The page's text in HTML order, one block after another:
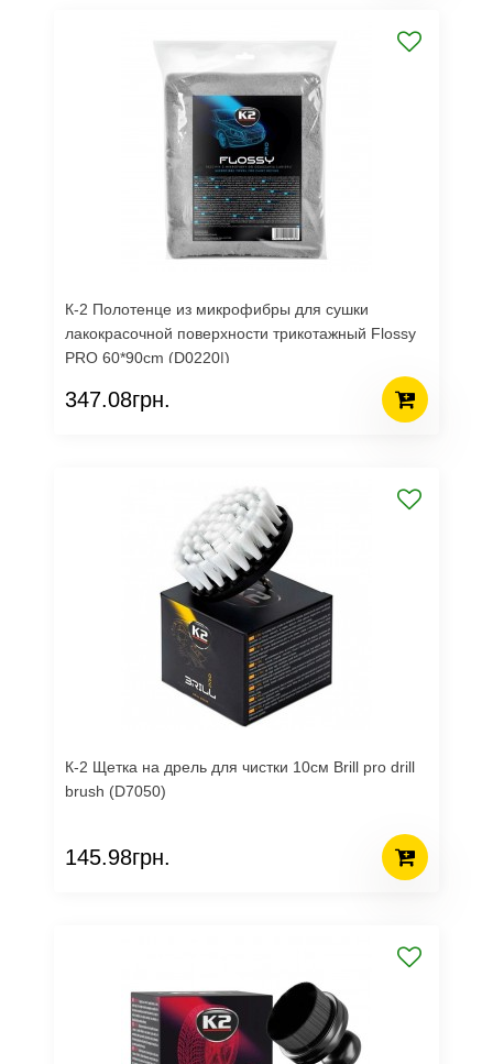
К-2 Полотенце из микрофибры для сушки
лакокрасочной поверхности трикотажный Flossy
PRO 60*90cm (D0220|)
347.08грн.
К-2 Щетка на дрель для чистки 10см Brill pro drill
brush (D7050)
145.98грн.